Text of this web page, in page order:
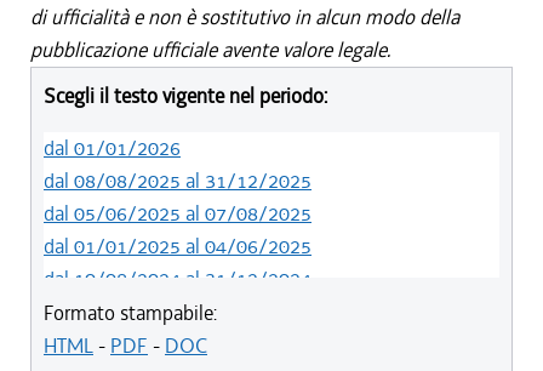
di ufficialità e non è sostitutivo in alcun modo della
pubblicazione ufficiale avente valore legale.
Scegli il testo vigente nel periodo:
dal 01/01/2026
dal 08/08/2025 al 31/12/2025
dal 05/06/2025 al 07/08/2025
dal 01/01/2025 al 04/06/2025
dal 10/08/2024 al 31/12/2024
dal 14/05/2024 al 09/08/2024
dal 11/08/2022 al 13/05/2024
Formato stampabile:
HTML- PDF - DOC